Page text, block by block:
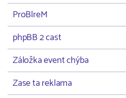
ProBlreM
phpBB 2 cast
Záložka event chýba
Zase ta reklama